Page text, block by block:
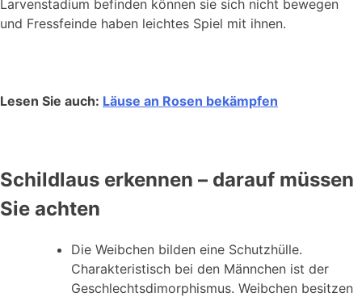
Larvenstadium befinden können sie sich nicht bewegen
und Fressfeinde haben leichtes Spiel mit ihnen.
Lesen Sie auch: Läuse an Rosen bekämpfen
Schildlaus erkennen – darauf müssen
Sie achten
Die Weibchen bilden eine Schutzhülle.
Charakteristisch bei den Männchen ist der
Geschlechtsdimorphismus. Weibchen besitzen